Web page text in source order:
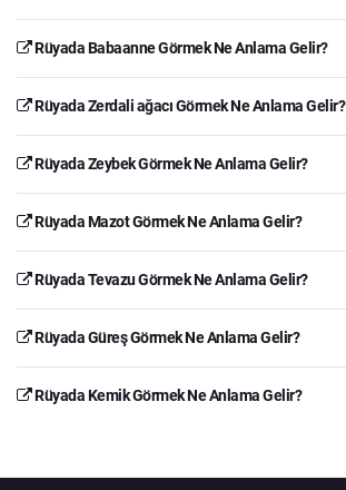
Rüyada Babaanne Görmek Ne Anlama Gelir?
Rüyada Zerdali ağacı Görmek Ne Anlama Gelir?
Rüyada Zeybek Görmek Ne Anlama Gelir?
Rüyada Mazot Görmek Ne Anlama Gelir?
Rüyada Tevazu Görmek Ne Anlama Gelir?
Rüyada Güreş Görmek Ne Anlama Gelir?
Rüyada Kemik Görmek Ne Anlama Gelir?